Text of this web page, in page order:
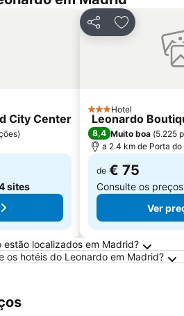
City Center
)
sites
PartilharAdicionar
3 Estrelas
Hotel
Leonardo
8,4 Muito boa (5.225
a 2.4 km de Porta do
de € 75
Consulte os
Ver
sobre Madrid
localizados em Madrid?
os hotéis do Leonardo em Madrid?